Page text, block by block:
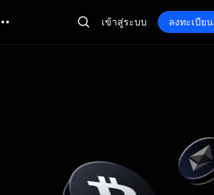
เข้าสู่ระบบ ลงทะเบียน